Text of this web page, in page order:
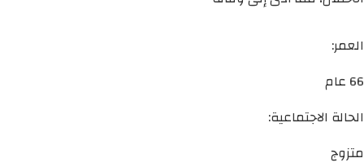
العمر:
66 عام
الحالة الاجتماعية:
متزوج